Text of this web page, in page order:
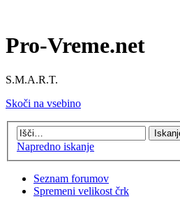
Pro-Vreme.net
S.M.A.R.T.
Skoči na vsebino
Napredno iskanje
Seznam forumov
Spremeni velikost črk